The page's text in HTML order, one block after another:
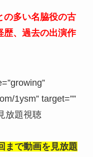
の多い名脇役の古
歴、過去の出演作
1ysm” target=””
放題視聴
まで動画を見放題